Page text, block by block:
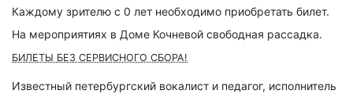
Каждому зрителю c 0 лет необходимо приобретать билет.
На мероприятиях в Доме Кочневой свободная рассадка.
БИЛЕТЫ БЕЗ СЕРВИСНОГО СБОРА!
Известный петербургский вокалист и педагог, исполнитель